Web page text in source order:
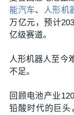
能汽车、 人形机
万亿元，预计
亿级赛道。
人形机器人至今
不足。
回顾电池产业
铅酸时代的巨头